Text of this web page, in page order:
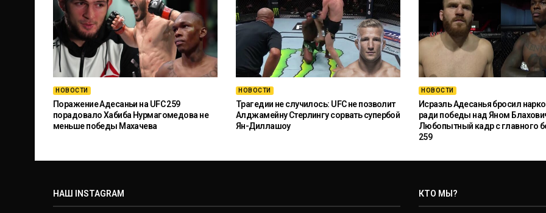
НОВОСТИ
Поражение Адесаньи на UFC 259
порадовало Хабиба Нурмагомедова не
меньше победы Махачева
НОВОСТИ
Трагедии не случилось: UFC не позволит
Алджамейну Стерлингу сорвать супербой
Ян-Диллашоу
НОВОСТИ
Исраэль Адесанья бросил
ради победы над Яном
Любопытный кадр с главного
259
НАШ INSTAGRAM КТО МЫ?